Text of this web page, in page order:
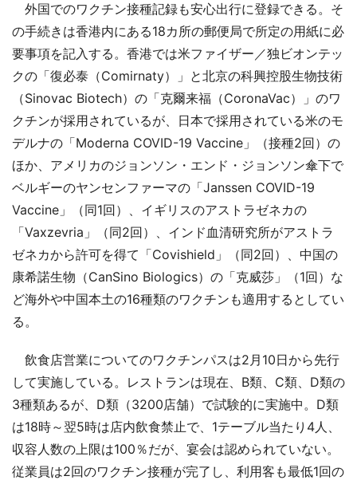
外国でのワクチン接種記録も安心出行に登録できる。そ
の手続きは香港内にある18カ所の郵便局で所定の用紙に必
要事項を記入する。香港では米ファイザー／独ビオンテッ
クの「復必泰（Comirnaty）」と北京の科興控股生物技術
（Sinovac Biotech）の「克爾来福（CoronaVac）」のワ
クチンが採用されているが、日本で採用されている米のモ
デルナの「Moderna COVID-19 Vaccine」（接種2回）の
ほか、アメリカのジョンソン・エンド・ジョンソン傘下で
ベルギーのヤンセンファーマの「Janssen COVID-19
Vaccine」（同1回）、イギリスのアストラゼネカの
「Vaxzevria」（同2回）、インド血清研究所がアストラ
ゼネカから許可を得て「Covishield」（同2回）、中国の
康希諾生物（CanSino Biologics）の「克威莎」（1回）な
ど海外や中国本土の16種類のワクチンも適用するとしてい
る。
飲食店営業についてのワクチンパスは2月10日から先行
して実施している。レストランは現在、B類、C類、D類の
3種類あるが、D類（3200店舗）で試験的に実施中。D類
は18時～翌5時は店内飲食禁止で、1テーブル当たり4人、
収容人数の上限は100％だが、宴会は認められていない。
従業員は2回のワクチン接種が完了し、利用客も最低1回の